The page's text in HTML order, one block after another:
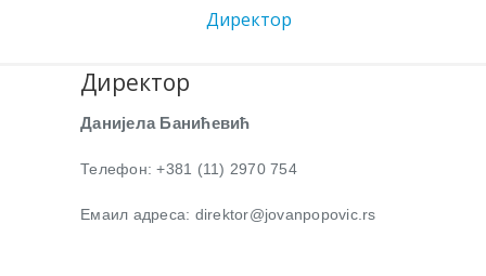
Директор
Директор
Данијела Банићевић
Телефон: +381 (11) 2970 754
Емаил адреса: direktor@jovanpopovic.rs